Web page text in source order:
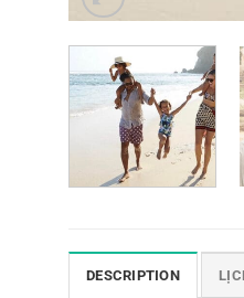
DESCRIPTION